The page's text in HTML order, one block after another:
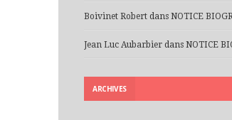
Boivinet Robert dans NOTICE
Jean Luc Aubarbier dans NOTICE
ARCHIVES